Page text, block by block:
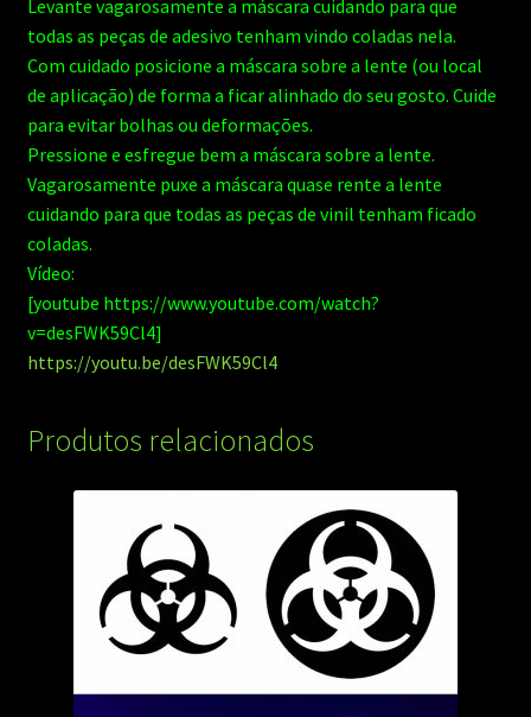
Levante vagarosamente a máscara cuidando para que
todas as peças de adesivo tenham vindo coladas nela.
Com cuidado posicione a máscara sobre a lente (ou local
de aplicação) de forma a ficar alinhado do seu gosto. Cuide
para evitar bolhas ou deformações.
Pressione e esfregue bem a máscara sobre a lente.
Vagarosamente puxe a máscara quase rente a lente
cuidando para que todas as peças de vinil tenham ficado
coladas.
Vídeo:
[youtube https://www.youtube.com/watch?
v=desFWK59Cl4]
https://youtu.be/desFWK59Cl4
Produtos relacionados